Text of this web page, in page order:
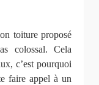
toiture proposé
colossal. Cela
c’est pourquoi
faire appel à un